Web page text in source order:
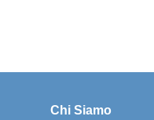
Chi Siamo